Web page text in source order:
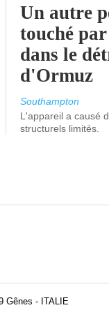
Un autre
touché
dans le
d'Ormuz
Southampton
L'appareil a causé
structurels limités.
Gênes - ITALIE